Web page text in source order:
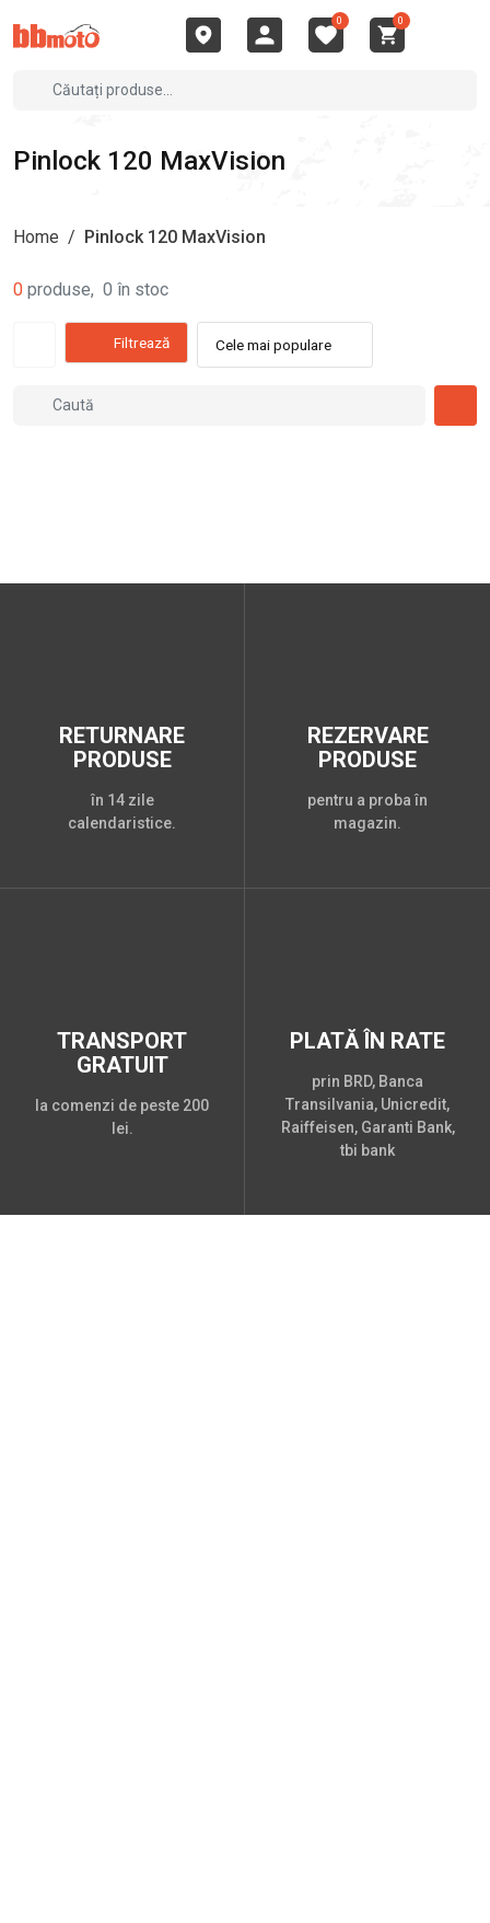
0 0
Pinlock 120 MaxVision
Home / Pinlock 120 MaxVision
0 produse, 0 în stoc
Filtrează Cele mai populare
RETURNARE
PRODUSE
în 14 zile
calendaristice.
REZERVARE
PRODUSE
pentru a proba în
magazin.
TRANSPORT
GRATUIT
la comenzi de peste 200
lei.
PLATĂ ÎN RATE
prin BRD, Banca
Transilvania, Unicredit,
Raiffeisen, Garanti Bank,
tbi bank